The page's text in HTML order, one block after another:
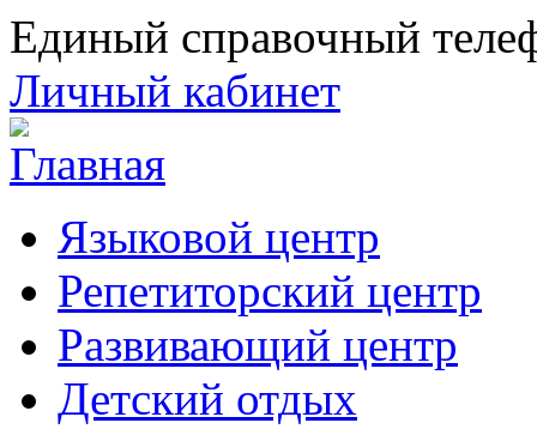
Единый справочный
Личный кабинет
Языковой центр
Репетиторский центр
Развивающий центр
Детский отдых